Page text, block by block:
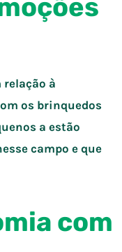
à
os brinquedos
a estão
campo e que
com